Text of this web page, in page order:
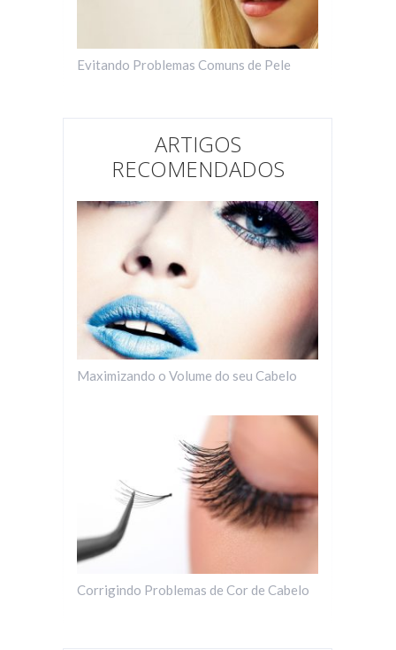
Evitando Problemas Comuns de Pele
ARTIGOS
RECOMENDADOS
Maximizando o Volume do seu Cabelo
Corrigindo Problemas de Cor de Cabelo